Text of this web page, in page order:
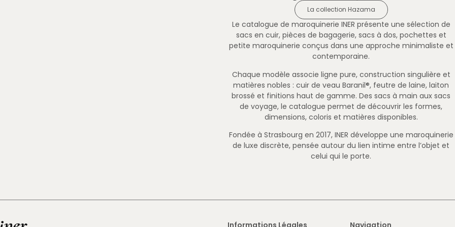
La collection Hazama
Le catalogue de maroquinerie INER présente une sélection de
sacs en cuir, pièces de bagagerie, sacs à dos, pochettes et
petite maroquinerie conçus dans une approche minimaliste et
contemporaine.
Chaque modèle associe ligne pure, construction singulière et
matières nobles : cuir de veau Baranil®, feutre de laine, laiton
brossé et finitions haut de gamme. Des sacs à main aux sacs
de voyage, le catalogue permet de découvrir les formes,
dimensions, coloris et matières disponibles.
Fondée à Strasbourg en 2017, INER développe une maroquinerie
de luxe discrète, pensée autour du lien intime entre l’objet et
celui qui le porte.